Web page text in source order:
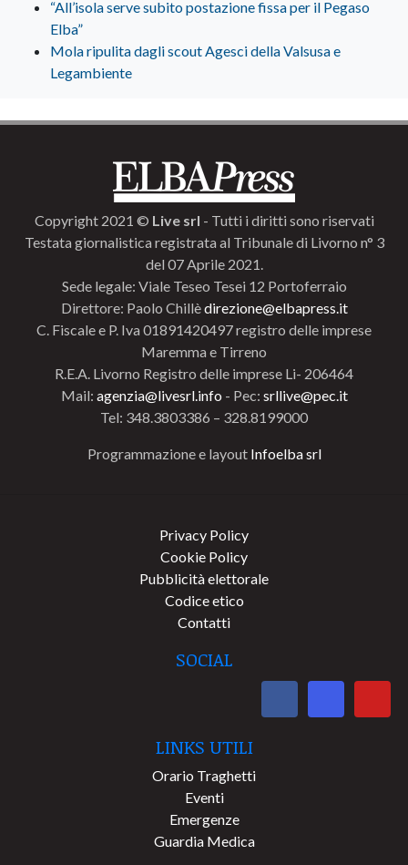
“All’isola serve subito postazione fissa per il Pegaso
Elba”
Mola ripulita dagli scout Agesci della Valsusa e
Legambiente
Copyright 2021 © Live srl - Tutti i diritti sono riservati
Testata giornalistica registrata al Tribunale di Livorno n° 3
del 07 Aprile 2021.
Sede legale: Viale Teseo Tesei 12 Portoferraio
Direttore: Paolo Chillèdirezione@elbapress.it
C. Fiscale e P. Iva 01891420497 registro delle imprese
Maremma e Tirreno
R.E.A. Livorno Registro delle imprese Li- 206464
Mail: agenzia@livesrl.info - Pec: srllive@pec.it
Tel: 348.3803386 – 328.8199000
Programmazione e layout Infoelba srl
Privacy Policy
Cookie Policy
Pubblicità elettorale
Codice etico
Contatti
SOCIAL
LINKS UTILI
Orario Traghetti
Eventi
Emergenze
Guardia Medica